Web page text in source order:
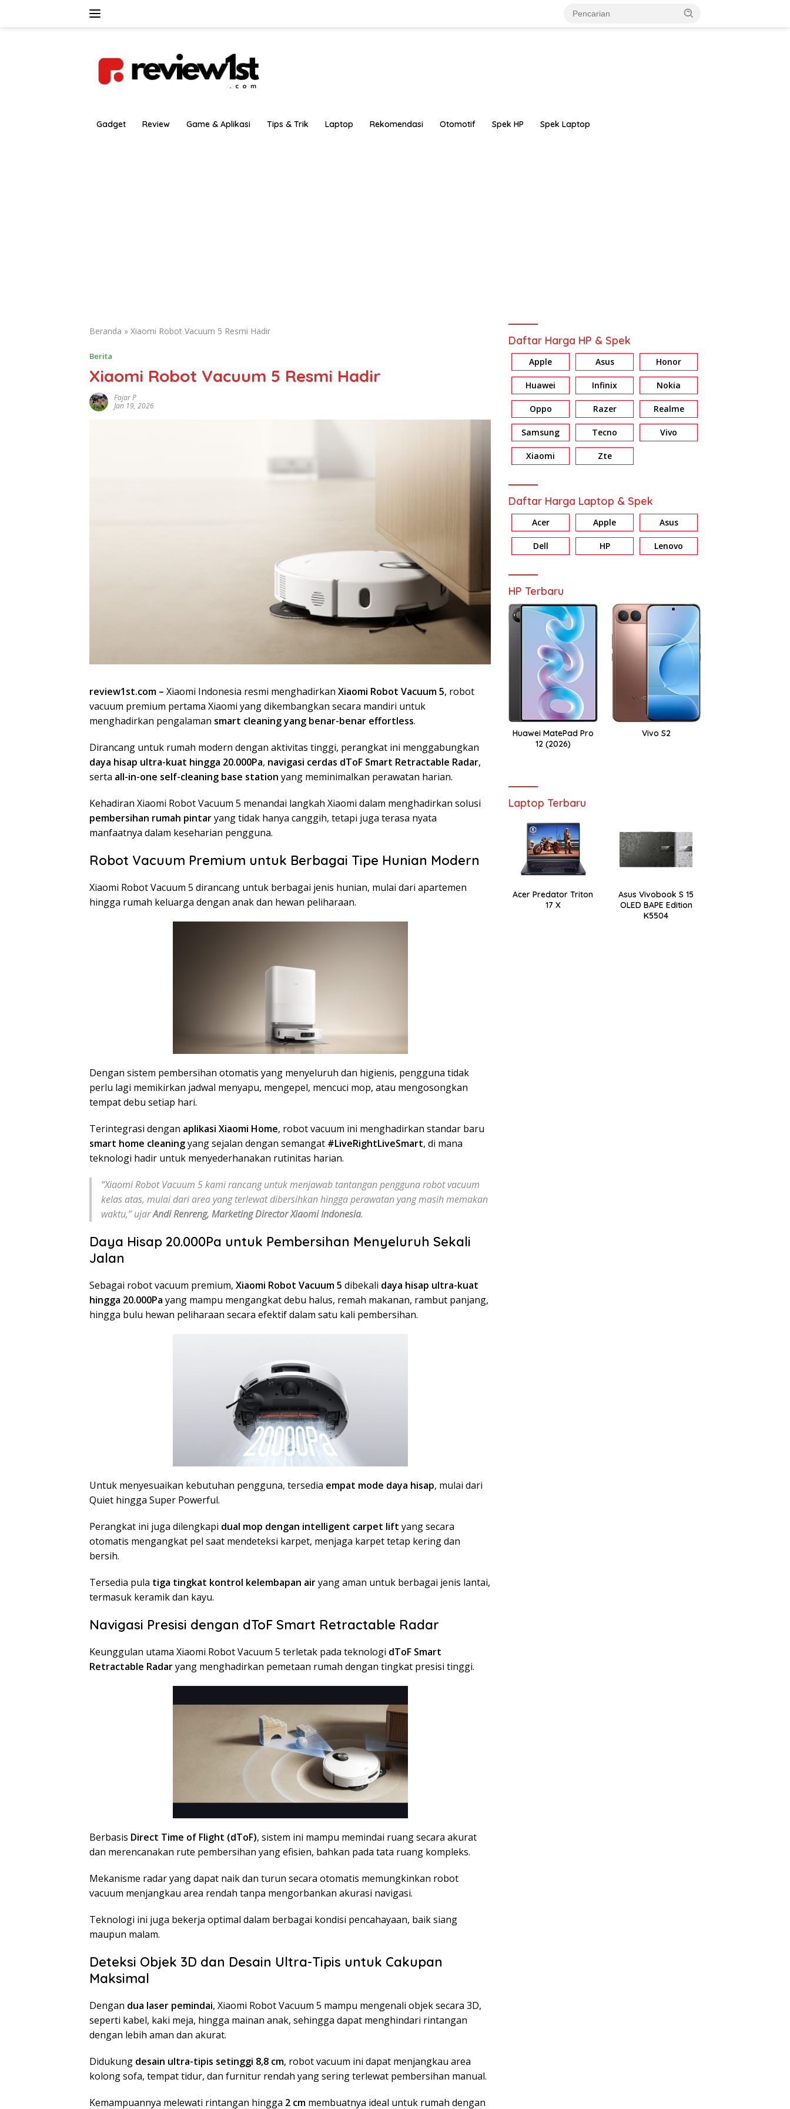
Gadget Review Game & Aplikasi Tips & Trik Laptop Rekomendasi Otomotif Spek HP Spek Laptop
Beranda » Xiaomi Robot Vacuum 5 Resmi Hadir
Berita
Xiaomi Robot Vacuum 5 Resmi Hadir
Fajar P
Jan 19, 2026
review1st.com – Xiaomi Indonesia resmi menghadirkan Xiaomi Robot Vacuum 5, robot
vacuum premium pertama Xiaomi yang dikembangkan secara mandiri untuk
menghadirkan pengalaman smart cleaning yang benar-benar effortless.
Dirancang untuk rumah modern dengan aktivitas tinggi, perangkat ini menggabungkan
daya hisap ultra-kuat hingga 20.000Pa, navigasi cerdas dToF Smart Retractable Radar,
serta all-in-one self-cleaning base station yang meminimalkan perawatan harian.
Kehadiran Xiaomi Robot Vacuum 5 menandai langkah Xiaomi dalam menghadirkan solusi
pembersihan rumah pintaryang tidak hanya canggih, tetapi juga terasa nyata
manfaatnya dalam keseharian pengguna.
Robot Vacuum Premium untuk Berbagai Tipe Hunian Modern
Xiaomi Robot Vacuum 5 dirancang untuk berbagai jenis hunian, mulai dari apartemen
hingga rumah keluarga dengan anak dan hewan peliharaan.
Dengan sistem pembersihan otomatis yang menyeluruh dan higienis, pengguna tidak
perlu lagi memikirkan jadwal menyapu, mengepel, mencuci mop, atau mengosongkan
tempat debu setiap hari.
Terintegrasi dengan aplikasi Xiaomi Home, robot vacuum ini menghadirkan standar baru
smart home cleaningyang sejalan dengan semangat #LiveRightLiveSmart, di mana
teknologi hadir untuk menyederhanakan rutinitas harian.
“Xiaomi Robot Vacuum 5 kami rancang untuk menjawab tantangan pengguna robot vacuum
kelas atas, mulai dari area yang terlewat dibersihkan hingga perawatan yang masih memakan
waktu,” ujarAndi Renreng, Marketing Director Xiaomi Indonesia.
Daya Hisap 20.000Pa untuk Pembersihan Menyeluruh Sekali
Jalan
Sebagai robot vacuum premium, Xiaomi Robot Vacuum 5 dibekali daya hisap ultra-kuat
hingga 20.000Pa yang mampu mengangkat debu halus, remah makanan, rambut panjang,
hingga bulu hewan peliharaan secara efektif dalam satu kali pembersihan.
Untuk menyesuaikan kebutuhan pengguna, tersedia empat mode daya hisap, mulai dari
Quiet hingga Super Powerful.
Perangkat ini juga dilengkapi dual mop dengan intelligent carpet lift yang secara
otomatis mengangkat pel saat mendeteksi karpet, menjaga karpet tetap kering dan
bersih.
Tersedia pula tiga tingkat kontrol kelembapan airyang aman untuk berbagai jenis lantai,
termasuk keramik dan kayu.
Navigasi Presisi dengan dToF Smart Retractable Radar
Keunggulan utama Xiaomi Robot Vacuum 5 terletak pada teknologi dToF Smart
Retractable Radaryang menghadirkan pemetaan rumah dengan tingkat presisi tinggi.
Berbasis Direct Time of Flight (dToF), sistem ini mampu memindai ruang secara akurat
dan merencanakan rute pembersihan yang efisien, bahkan pada tata ruang kompleks.
Mekanisme radar yang dapat naik dan turun secara otomatis memungkinkan robot
vacuum menjangkau area rendah tanpa mengorbankan akurasi navigasi.
Teknologi ini juga bekerja optimal dalam berbagai kondisi pencahayaan, baik siang
maupun malam.
Deteksi Objek 3D dan Desain Ultra-Tipis untuk Cakupan
Maksimal
Dengan dua laser pemindai, Xiaomi Robot Vacuum 5 mampu mengenali objek secara 3D,
seperti kabel, kaki meja, hingga mainan anak, sehingga dapat menghindari rintangan
dengan lebih aman dan akurat.
Didukung desain ultra-tipis setinggi 8,8 cm, robot vacuum ini dapat menjangkau area
kolong sofa, tempat tidur, dan furnitur rendah yang sering terlewat pembersihan manual.
Kemampuannya melewati rintangan hingga 2 cm membuatnya ideal untuk rumah dengan
Daftar Harga HP & Spek
Apple Asus Honor
Huawei Infinix Nokia
Oppo Razer Realme
Samsung Tecno Vivo
Xiaomi Zte
Daftar Harga Laptop & Spek
Acer Apple Asus
Dell HP Lenovo
HP Terbaru
Huawei MatePad Pro
12 (2026)
Vivo S2
Laptop Terbaru
Acer Predator Triton
17 X
Asus Vivobook S 15
OLED BAPE Edition
K5504